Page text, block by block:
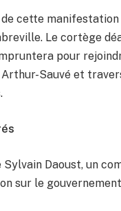
cette manifestation
Le cortège
pour
Arthur-Sauvé et
Sylvain Daoust, un
sur le